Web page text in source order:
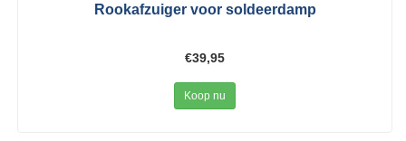
Rookafzuiger voor soldeerdamp
€39,95
Koop nu